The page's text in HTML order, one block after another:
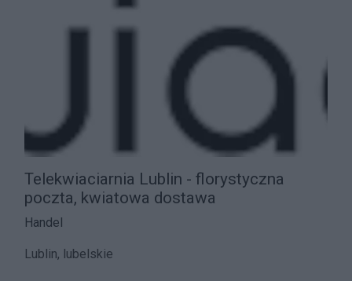
Telekwiaciarnia Lublin - florystyczna
poczta, kwiatowa dostawa
Handel
Lublin, lubelskie